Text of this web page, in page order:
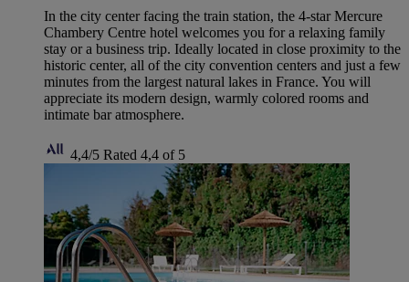
In the city center facing the train station, the 4-star Mercure
Chambery Centre hotel welcomes you for a relaxing family
stay or a business trip. Ideally located in close proximity to the
historic center, all of the city convention centers and just a few
minutes from the largest natural lakes in France. You will
appreciate its modern design, warmly colored rooms and
intimate bar atmosphere.
4,4/5 Rated 4,4 of 5